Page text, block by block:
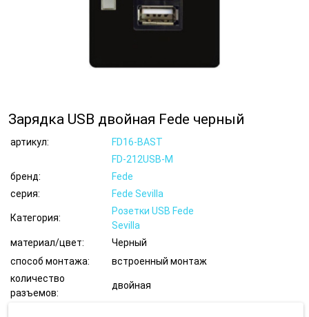
Зарядка USB двойная Fede черный
артикул:
FD16-BAST
FD-212USB-M
бренд:
Fede
серия:
Fede Sevilla
Категория:
Розетки USB Fede
Sevilla
материал/цвет:
Черный
способ монтажа:
встроенный монтаж
количество
разъемов:
двойная